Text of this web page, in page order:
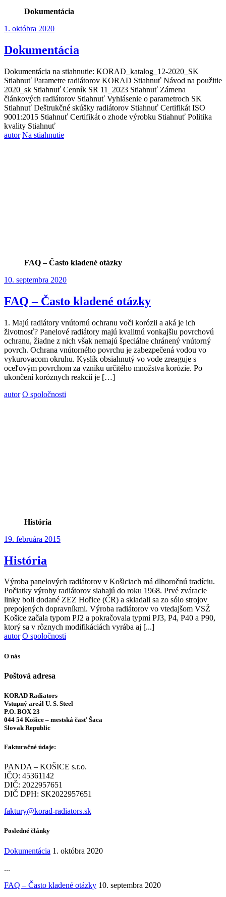
Dokumentácia
1. októbra 2020
Dokumentácia
Dokumentácia na stiahnutie: KORAD_katalog_12-2020_SK
Stiahnuť Parametre radiátorov KORAD Stiahnuť Návod na použitie
2020_sk Stiahnuť Cenník SR 11_2023 Stiahnuť Zámena
článkových radiátorov Stiahnuť Vyhlásenie o parametroch SK
Stiahnuť Deštrukčné skúšky radiátorov Stiahnuť Certifikát ISO
9001:2015 Stiahnuť Certifikát o zhode výrobku Stiahnuť Politika
kvality Stiahnuť
autor Na stiahnutie
FAQ – Často kladené otázky
10. septembra 2020
FAQ – Často kladené otázky
1. Majú radiátory vnútornú ochranu voči korózii a aká je ich
životnosť? Panelové radiátory majú kvalitnú vonkajšiu povrchovú
ochranu, žiadne z nich však nemajú špeciálne chránený vnútorný
povrch. Ochrana vnútorného povrchu je zabezpečená vodou vo
vykurovacom okruhu. Kyslík obsiahnutý vo vode zreaguje s
oceľovým povrchom za vzniku určitého množstva korózie. Po
ukončení koróznych reakcií je […]
autor O spoločnosti
História
19. februára 2015
História
Výroba panelových radiátorov v Košiciach má dlhoročnú tradíciu.
Počiatky výroby radiátorov siahajú do roku 1968. Prvé zváracie
linky boli dodané ZEZ Hořice (ČR) a skladali sa zo sólo strojov
prepojených dopravníkmi. Výroba radiátorov vo vtedajšom VSŽ
Košice začala typom PJ2 a pokračovala typmi PJ3, P4, P40 a P90,
ktorý sa v rôznych modifikáciách vyrába aj [...]
autor O spoločnosti
O nás
Poštová adresa
KORAD Radiators
Vstupný areál U. S. Steel
P.O. BOX 23
044 54 Košice – mestská časť Šaca
Slovak Republic
Fakturačné údaje:
PANDA – KOŠICE s.r.o.
IČO: 45361142
DIČ: 2022957651
DIČ DPH: SK2022957651
faktury@korad-radiators.sk
Posledné články
Dokumentácia 1. októbra 2020
...
FAQ – Často kladené otázky 10. septembra 2020